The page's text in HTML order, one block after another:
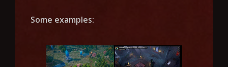
Some examples: